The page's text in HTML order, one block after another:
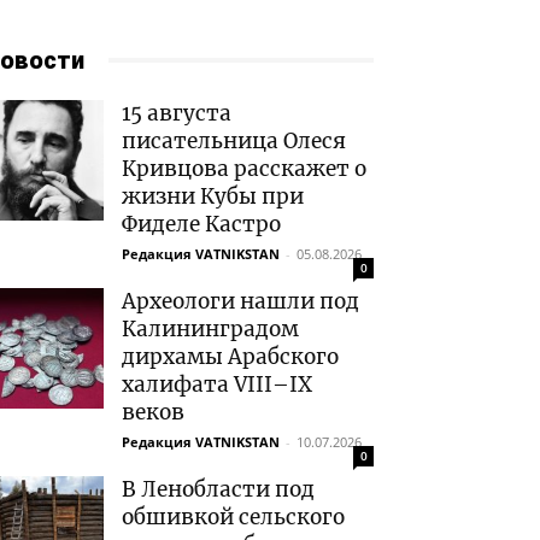
15 августа
писательница Олеся
Кривцова расскажет о
жизни Кубы при
Фиделе Кастро
Редакция VATNIKSTAN - 05.08.2026
0
Археологи нашли под
Калининградом
дирхамы Арабского
халифата VIII–IX
веков
Редакция VATNIKSTAN - 10.07.2026
0
В Ленобласти под
обшивкой сельского